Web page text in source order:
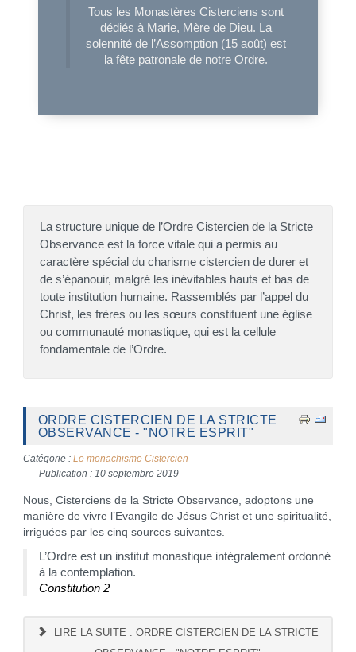
Tous les Monastères Cisterciens sont
dédiés à Marie, Mère de Dieu. La
solennité de l’Assomption (15 août) est
la fête patronale de notre Ordre.
La structure unique de l’Ordre Cistercien de la Stricte
Observance est la force vitale qui a permis au
caractère spécial du charisme cistercien de durer et
de s’épanouir, malgré les inévitables hauts et bas de
toute institution humaine. Rassemblés par l’appel du
Christ, les frères ou les sœurs constituent une église
ou communauté monastique, qui est la cellule
fondamentale de l’Ordre.
ORDRE CISTERCIEN DE LA STRICTE
OBSERVANCE - "NOTRE ESPRIT"
Catégorie : Le monachisme Cistercien
Publication : 10 septembre 2019
Nous, Cisterciens de la Stricte Observance, adoptons une
manière de vivre l’Evangile de Jésus Christ et une spiritualité,
irriguées par les cinq sources suivantes.
L’Ordre est un institut monastique intégralement ordonné
à la contemplation.
Constitution 2
LIRE LA SUITE : ORDRE CISTERCIEN DE LA STRICTE